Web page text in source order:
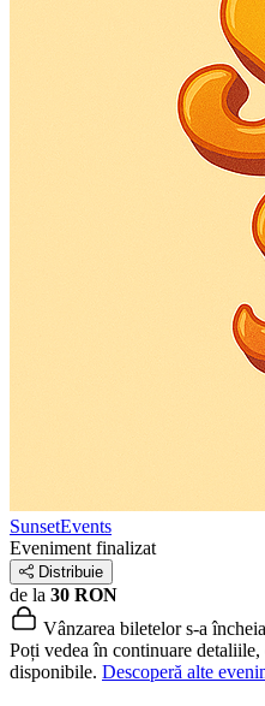
SunsetEvents
Eveniment finalizat
Distribuie
de la 30 RON
Vânzarea biletelor s-a
Poți vedea în continuare
disponibile. Descoperă alte